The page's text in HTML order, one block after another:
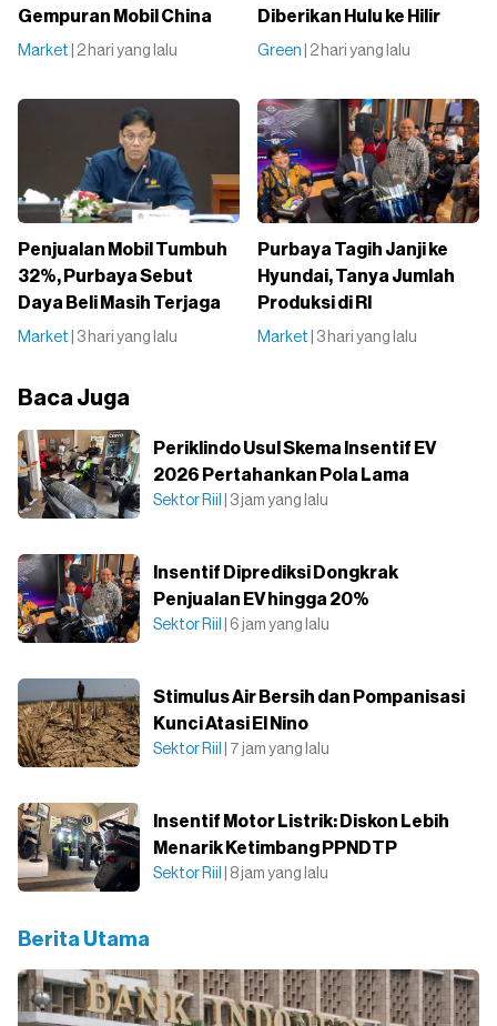
Gempuran Mobil China
Market | 2 hari yang lalu
Diberikan Hulu ke Hilir
Green | 2 hari yang lalu
Penjualan Mobil Tumbuh
32%, Purbaya Sebut
Daya Beli Masih Terjaga
Market | 3 hari yang lalu
Purbaya Tagih Janji ke
Hyundai, Tanya Jumlah
Produksi di RI
Market | 3 hari yang lalu
Baca Juga
Periklindo Usul Skema Insentif EV
2026 Pertahankan Pola Lama
Sektor Riil | 3 jam yang lalu
Insentif Diprediksi Dongkrak
Penjualan EV hingga 20%
Sektor Riil | 6 jam yang lalu
Stimulus Air Bersih dan Pompanisasi
Kunci Atasi El Nino
Sektor Riil | 7 jam yang lalu
Insentif Motor Listrik: Diskon Lebih
Menarik Ketimbang PPNDTP
Sektor Riil | 8 jam yang lalu
Berita Utama